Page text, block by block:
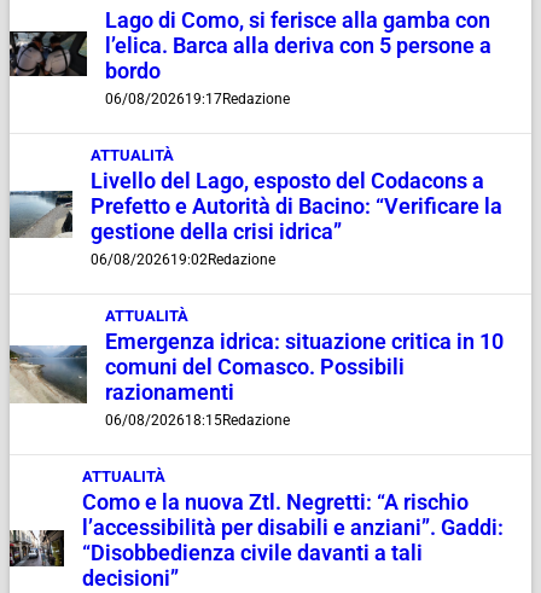
Lago di Como, si ferisce alla gamba con
l’elica. Barca alla deriva con 5 persone a
bordo
06/08/202619:17Redazione
ATTUALITÀ
Livello del Lago, esposto del Codacons a
Prefetto e Autorità di Bacino: “Verificare la
gestione della crisi idrica”
06/08/202619:02Redazione
ATTUALITÀ
Emergenza idrica: situazione critica in 10
comuni del Comasco. Possibili
razionamenti
06/08/202618:15Redazione
ATTUALITÀ
Como e la nuova Ztl. Negretti: “A rischio
l’accessibilità per disabili e anziani”. Gaddi:
“Disobbedienza civile davanti a tali
decisioni”